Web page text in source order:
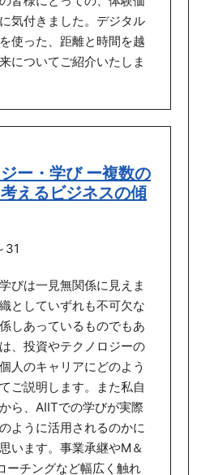
気付きました。デジタル
使った、距離と時間を越
についてご紹介いたしま
ー・学び ー複数の
えるビジネスの傾
31
びは一見無関係に見えま
としていずれも不可欠な
しあっているものでもあ
、投資やテクノロジーの
人のキャリアにどのよう
ご説明します。また私自
ら、AIITでの学びが実際
ように活用されるのかに
います。事業承継やM＆
ーチングなど幅広く触れ